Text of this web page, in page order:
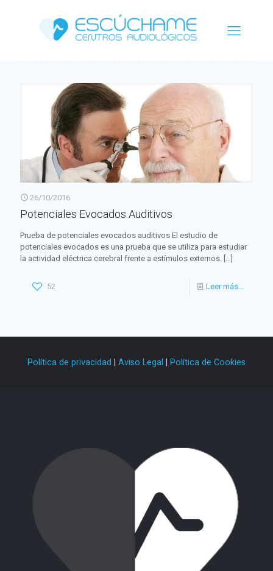
26/10/2016
Potenciales Evocados Auditivos
Prueba de potenciales evocados auditivos El estudio de
potenciales evocados es una prueba que se utiliza para estudiar
la actividad eléctrica cerebral frente a estímulos externos. […]
52 Leer más...
Política de privacidad | Aviso Legal | Política de Cookies